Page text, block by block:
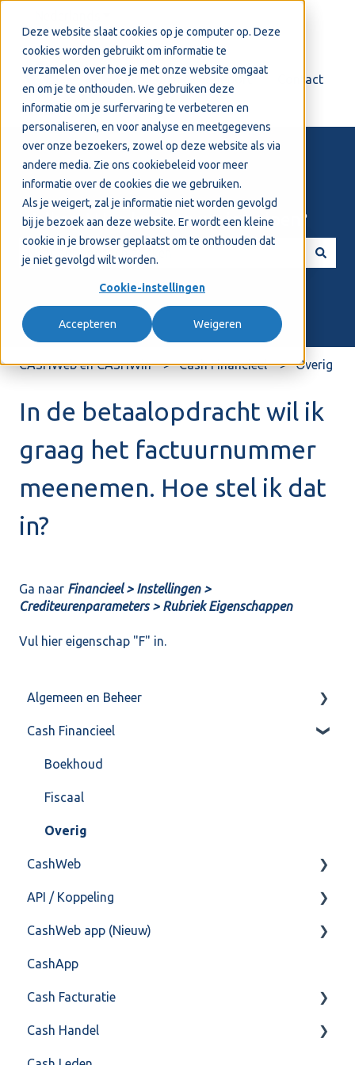
Deze website slaat cookies op je computer op. Deze
cookies worden gebruikt om informatie te
verzamelen over hoe je met onze website omgaat
en om je te onthouden. We gebruiken deze
informatie om je surfervaring te verbeteren en
personaliseren, en voor analyse en meetgegevens
over onze bezoekers, zowel op deze website als via
andere media. Zie ons cookiebeleid voor meer
informatie over de cookies die we gebruiken.
Als je weigert, zal je informatie niet worden gevolgd
bij je bezoek aan deze website. Er wordt een kleine
cookie in je browser geplaatst om te onthouden dat
je niet gevolgd wilt worden.
Cookie-instellingen
Accepteren Weigeren
Support Contact
Welkom! Hoe kunnen we je helpen?
CASHWeb en CASHWin Cash Financieel Overig
In de betaalopdracht wil ik
graag het factuurnummer
meenemen. Hoe stel ik dat
in?
Ga naar Financieel > Instellingen >
Crediteurenparameters > Rubriek Eigenschappen
Vul hier eigenschap "F" in.
Algemeen en Beheer
Bank(koppeling)
Import/Export
Postbus
Training & Consultancy
Overig
Cash Financieel
Boekhoud
Fiscaal
Overig
CashWeb
CashHero Layout
Mailen vanuit CASHWeb
Algemeen gebruik
API / Koppeling
Algemeen
Api 3.0 (SOAP API)
API 4.0 (REST API)
CashWeb app (Nieuw)
Veel gestelde vragen
CashApp
Cash Facturatie
Factureren
Cash Handel